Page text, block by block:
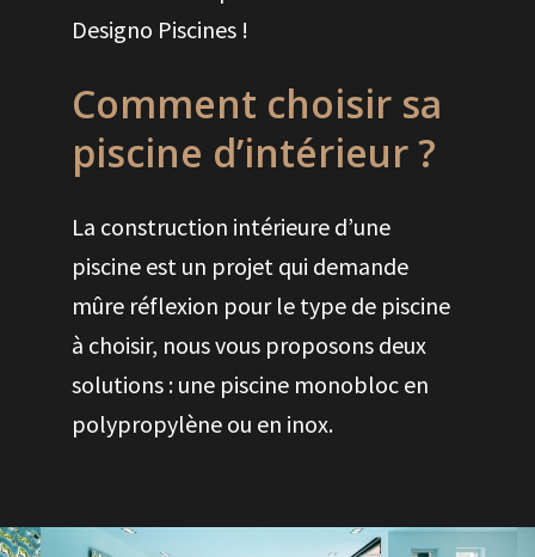
Designo Piscines !
Comment choisir sa
piscine d’intérieur ?
La construction intérieure d’une
piscine est un projet qui demande
mûre réflexion pour le type de piscine
à choisir, nous vous proposons deux
solutions : une piscine monobloc en
polypropylène ou en inox.